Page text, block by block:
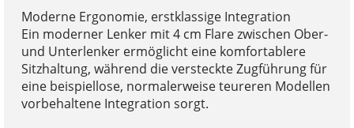
Moderne Ergonomie, erstklassige Integration
Ein moderner Lenker mit 4 cm Flare zwischen Ober-
und Unterlenker ermöglicht eine komfortablere
Sitzhaltung, während die versteckte Zugführung für
eine beispiellose, normalerweise teureren Modellen
vorbehaltene Integration sorgt.